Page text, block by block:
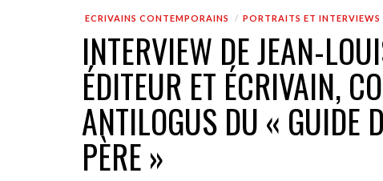
ECRIVAINS CONTEMPORAINS PORTRAITS ET INTERVIEWS
INTERVIEW DE JEAN-
ÉDITEUR ET ÉCRIVAIN,
ANTILOGUS DU « GUIDE
PÈRE »